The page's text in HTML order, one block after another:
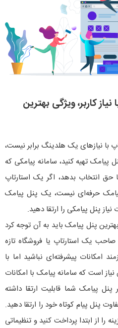
کاربر، ویژگی بهترین
با نیازهای یک هلدینگ برابر نیست،
پیامک تهیه کنید، سامانه پیامکی که
حق انتخاب بدهد، اگر یک استارتاپ
حرفه‌ای نیست، یک پنل پیامک
پنل پیامکی را ارتقا دهید.
پنل پیامک باید به آن توجه کرد
یک استارتاپ یا فروشگاه تازه
امکانات پیشرفته‌ای نباشید اما با
است که سامانه پیامک با امکانات
پنل پیامک شما قابلیت ارتقا داشته
پنل پیام کوتاه خود را ارتقا دهید.
را از ابتدا پرداخت کنید و تنظیماتی